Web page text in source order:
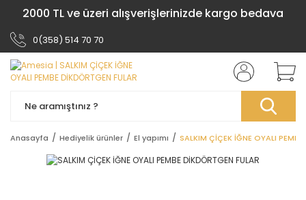
2000 TL ve üzeri alışverişlerinizde kargo bedava
0(358) 514 70 70
Anasayfa Hediyelik ürünler El yapımı SALKIM ÇİÇEK İĞNE OYALI